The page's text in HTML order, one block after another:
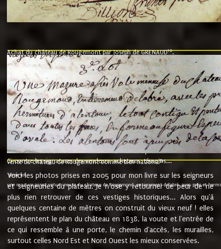
Achat du château de Rougemont par Joseph de GRENAUD10.
"l'an mil six cent soixante treze le ving neuvième jour du mois de
nommé fut présent Messire Claude Guillaume de Moyriat chevalier baron
vend, purement simplement et irrevocablement a monseigneur monsieur
et chavannes conseiller du roy au parlement de Bourgogne, present et
que le dit seigneur Baron de la Vellière a sur ses hommes, indivisables et
de la Velliere tout ainsi et comme le dit seigneur Baron et ses
présent......"
suivent les rentes, donation des terriers, etc... au prix de 880 livre louis
Ci contre les signatures des vendeurs, acheteurs, témoins....
vente du château de Rougemont comme bien national9.
"3ème lot
une mazure assez volumineuse du chateau de Rougemond, entierement delabré, avec près et
Voici les photos prises en 2005 pour mon livre sur les seigneurs
et seigneuries du plateau. Je n'ose y retourner de peur de ne
plus rien retrouver de ces vestiges historiques... Alors qu'à
quelques centaine de mètres on construit du vieux neuf ! elles
représentent le plan du château en 1838, la voute et l'entrée de
ce qui ressemble à une porte, le chemin d'accès, les murailles,
surtout celles Nord Est et Nord Ouest les mieux conservées.